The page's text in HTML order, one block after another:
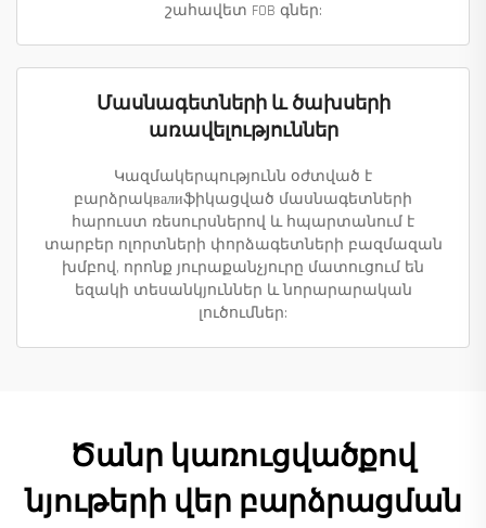
շահավետ FOB գներ:
Մասնագետների և ծախսերի
առավելություններ
Կազմակերպությունն օժտված է
բարձրակвалиֆիկացված մասնագետների
հարուստ ռեսուրսներով և հպարտանում է
տարբեր ոլորտների փորձագետների բազմազան
խմբով, որոնք յուրաքանչյուրը մատուցում են
եզակի տեսանկյուններ և նորարարական
լուծումներ:
Ծանր կառուցվածքով
նյութերի վեր բարձրացման